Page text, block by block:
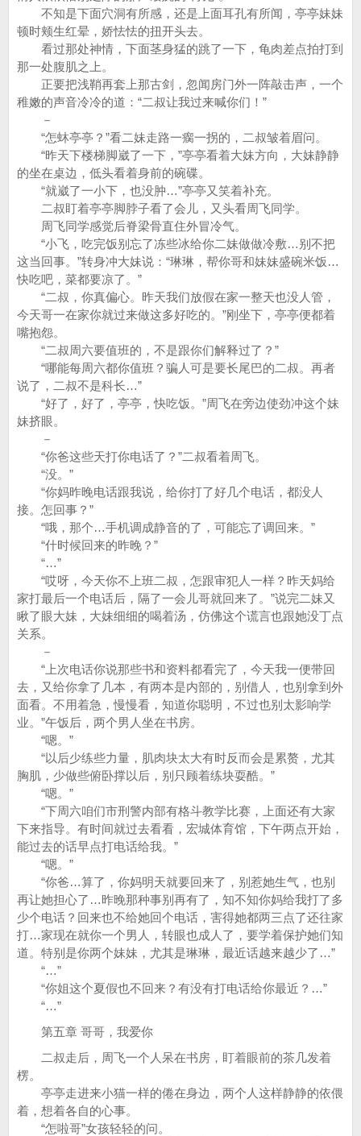
不知是下面穴洞有所感，还是上面耳孔有所闻，亭亭妹妹
顿时颊生红晕，娇怯怯的扭开头去。
看过那处神情，下面茎身猛的跳了一下，龟肉差点拍打到
那一处腹肌之上。
正要把浅鞘再套上那古剑，忽闻房门外一阵敲击声，一个
稚嫩的声音冷冷的道：“二叔让我过来喊你们！”
－
“怎蚞亭亭？”看二妹走路一瘸一拐的，二叔皱着眉问。
“昨天下楼梯脚崴了一下，”亭亭看着大妹方向，大妹静静
的坐在桌边，低头看着身前的碗碟。
“就崴了一小下，也没肿…”亭亭又笑着补充。
二叔盯着亭亭脚脖子看了会儿，又头看周飞同学。
周飞同学感觉后脊梁骨直住外冒冷气。
“小飞，吃完饭别忘了冻些冰给你二妹做做冷敷…别不把
这当回事。”转身冲大妹说：“琳琳，帮你哥和妹妹盛碗米饭…
快吃吧，菜都要凉了。”
“二叔，你真偏心。昨天我们放假在家一整天也没人管，
今天哥一在家你就过来做这多好吃的。”刚坐下，亭亭便都着
嘴抱怨。
“二叔周六要值班的，不是跟你们解释过了？”
“哪能每周六都你值班？骗人可是要长尾巴的二叔。再者
说了，二叔不是科长…”
“好了，好了，亭亭，快吃饭。”周飞在旁边使劲冲这个妹
妹挤眼。
－
“你爸这些天打你电话了？”二叔看着周飞。
“没。”
“你妈昨晚电话跟我说，给你打了好几个电话，都没人
接。怎回事？”
“哦，那个…手机调成静音的了，可能忘了调回来。”
“什时候回来的昨晚？”
“…”
“哎呀，今天你不上班二叔，怎跟审犯人一样？昨天妈给
家打最后一个电话后，隔了一会儿哥就回来了。”说完二妹又
瞅了眼大妹，大妹细细的喝着汤，仿佛这个谎言也跟她没丁点
关系。
－
“上次电话你说那些书和资料都看完了，今天我一便带回
去，又给你拿了几本，有两本是内部的，别借人，也别拿到外
面看。不用着急，慢慢看，知道你聪明，不过也别太影响学
业。”午饭后，两个男人坐在书房。
“嗯。”
“以后少练些力量，肌肉块太大有时反而会是累赘，尤其
胸肌，少做些俯卧撑以后，别只顾着练块耍酷。”
“嗯。”
“下周六咱们市刑警内部有格斗教学比赛，上面还有大家
下来指导。有时间就过去看看，宏城体育馆，下午两点开始，
能过去的话早点打电话给我。”
“嗯。”
“你爸…算了，你妈明天就要回来了，别惹她生气，也别
再让她担心了…昨晚那种事别再有了，知不知你妈给我打了多
少个电话？回来也不给她回个电话，害得她都两三点了还往家
打…家现在就你一个男人，转眼也成人了，要学着保护她们知
道。特别是你两个妹妹，尤其是琳琳，最近话越来越少了…”
“…”
“你姐这个夏假也不回来？有没有打电话给你最近？…”
“…”
第五章 哥哥，我爱你
二叔走后，周飞一个人呆在书房，盯着眼前的茶几发着
楞。
亭亭走进来小猫一样的倦在身边，两个人这样静静的依偎
着，想着各自的心事。
“怎啦哥”女孩轻轻的问。